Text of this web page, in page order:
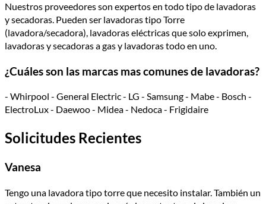
Nuestros proveedores son expertos en todo tipo de lavadoras
y secadoras. Pueden ser lavadoras tipo Torre
(lavadora/secadora), lavadoras eléctricas que solo exprimen,
lavadoras y secadoras a gas y lavadoras todo en uno.
¿Cuáles son las marcas mas comunes de lavadoras?
- Whirpool - General Electric - LG - Samsung - Mabe - Bosch -
ElectroLux - Daewoo - Midea - Nedoca - Frigidaire
Solicitudes Recientes
Vanesa
Tengo una lavadora tipo torre que necesito instalar. También un